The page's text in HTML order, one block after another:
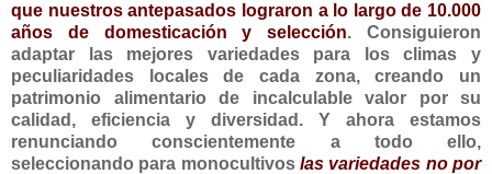
que nuestros antepasados lograron a lo largo de 10.000
años de domesticación y selección. Consiguieron
adaptar las mejores variedades para los climas y
peculiaridades locales de cada zona, creando un
patrimonio alimentario de incalculable valor por su
calidad, eficiencia y diversidad. Y ahora estamos
renunciando conscientemente a todo ello,
seleccionando para monocultivos las variedades no por